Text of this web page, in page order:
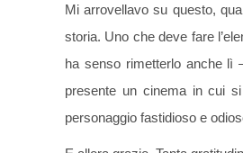
Mi arrovellavo su questo,
storia. Uno che deve fare
ha senso rimetterlo anche lì
presente un cinema in cui
personaggio fastidioso e